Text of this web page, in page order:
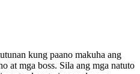
kung paano makuha ang
at mga boss. Sila ang mga natuto